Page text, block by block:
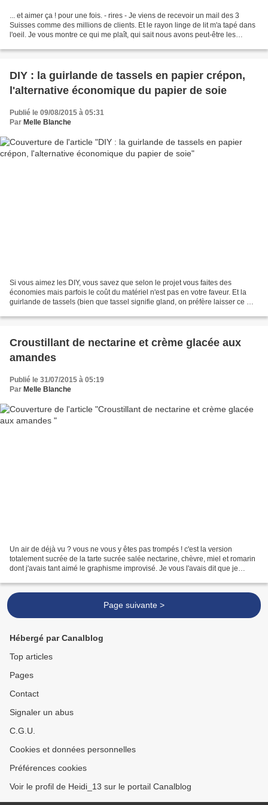
... et aimer ça ! pour une fois. - rires - Je viens de recevoir un mail des 3
Suisses comme des millions de clients. Et le rayon linge de lit m'a tapé dans
l'oeil. Je vous montre ce qui me plaît, qui sait nous avons peut-être les
DIY : la guirlande de tassels en papier crépon,
l'alternative économique du papier de soie
Publié le 09/08/2015 à 05:31
Par Melle Blanche
Si vous aimez les DIY, vous savez que selon le projet vous faites des
économies mais parfois le coût du matériel n'est pas en votre faveur. Et la
guirlande de tassels (bien que tassel signifie gland, on préfère laisser ce mot
Croustillant de nectarine et crème glacée aux
amandes
Publié le 31/07/2015 à 05:19
Par Melle Blanche
Un air de déjà vu ? vous ne vous y êtes pas trompés ! c'est la version
totalement sucrée de la tarte sucrée salée nectarine, chèvre, miel et romarin
dont j'avais tant aimé le graphisme improvisé. Je vous l'avais dit que je
Page suivante >
Hébergé par Canalblog
Top articles
Pages
Contact
Signaler un abus
C.G.U.
Cookies et données personnelles
Préférences cookies
Voir le profil de Heidi_13 sur le portail Canalblog